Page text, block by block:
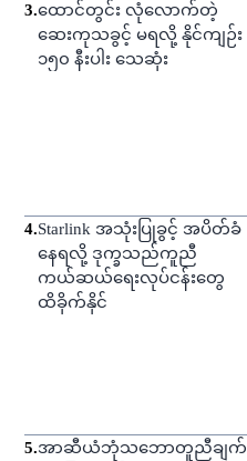
3.ထောင်တွင်း လုံလောက်တဲ့
ဆေးကုသခွင့် မရလို့ နိုင်ကျဉ်း
၁၅၀ နီးပါး သေဆုံး
4.Starlink အသုံးပြုခွင့် အပိတ်ခံ
နေရလို့ ဒုက္ခသည်ကူညီ
ကယ်ဆယ်ရေးလုပ်ငန်းတွေ
ထိခိုက်နိုင်
5.အာဆီယံဘုံသဘောတူညီချက်